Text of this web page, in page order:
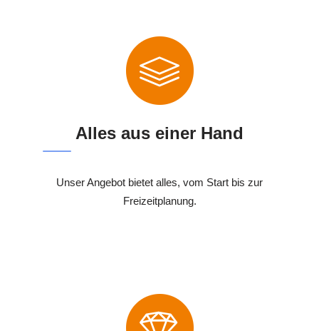
Alles aus einer Hand
Unser Angebot bietet alles, vom Start bis zur
Freizeitplanung.